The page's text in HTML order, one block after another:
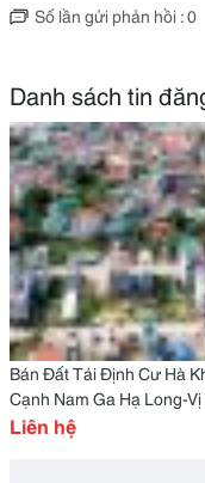
Số lần gửi phản hồi : 0
Danh sách tin
Bán Đất Tái Định Cư Hà
Cạnh Nam Ga Hạ Long-Vị
Đẹp
Liên hệ